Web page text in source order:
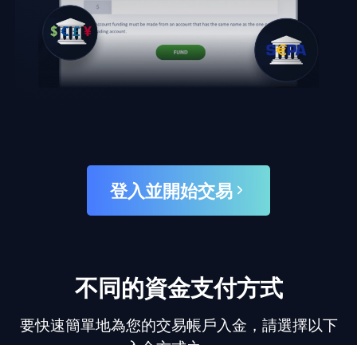
登入並開始交易
不同的資金支付方式
要快速簡單地為您的交易帳戶入金，請選擇以下